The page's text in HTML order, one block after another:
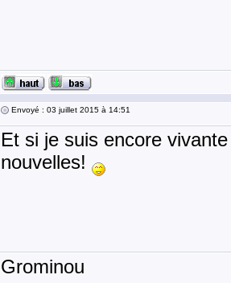
Envoyé : 03 juillet 2015 à 14:51
Et si je suis encore
nouvelles!
Grominou